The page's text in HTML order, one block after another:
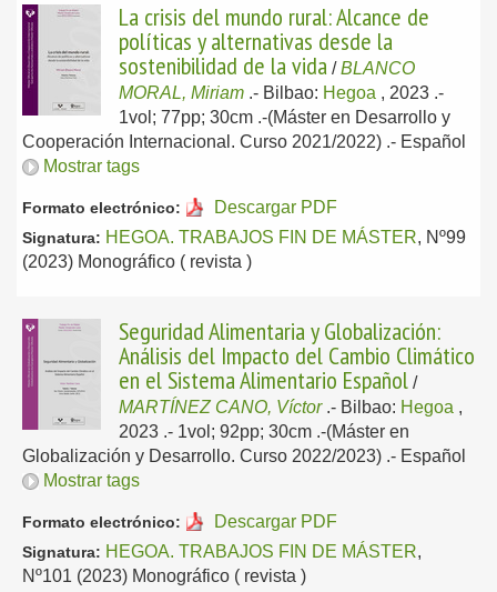
La crisis del mundo rural: Alcance de
políticas y alternativas desde la
sostenibilidad de la vida /BLANCO
MORAL, Miriam .- Bilbao: Hegoa , 2023 .-
1vol; 77pp; 30cm .-(Máster en Desarrollo y
Cooperación Internacional. Curso 2021/2022) .- Español
Mostrar tags
Formato electrónico: Descargar PDF
Signatura: HEGOA. TRABAJOS FIN DE MÁSTER, Nº99
(2023) Monográfico ( revista )
Seguridad Alimentaria y Globalización:
Análisis del Impacto del Cambio Climático
en el Sistema Alimentario Español /
MARTÍNEZ CANO, Víctor .- Bilbao: Hegoa ,
2023 .- 1vol; 92pp; 30cm .-(Máster en
Globalización y Desarrollo. Curso 2022/2023) .- Español
Mostrar tags
Formato electrónico: Descargar PDF
Signatura: HEGOA. TRABAJOS FIN DE MÁSTER,
Nº101 (2023) Monográfico ( revista )